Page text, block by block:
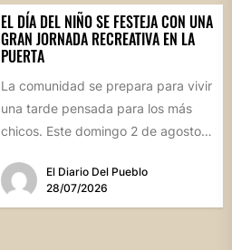
EL DÍA DEL NIÑO SE FESTEJA CON UNA
GRAN JORNADA RECREATIVA EN LA
PUERTA
La comunidad se prepara para vivir
una tarde pensada para los más
chicos. Este domingo 2 de agosto,
El Diario Del Pueblo
28/07/2026